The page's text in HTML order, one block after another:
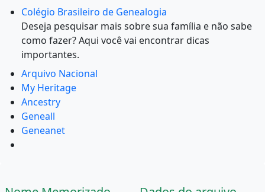
Colégio Brasileiro de Genealogia
Deseja pesquisar mais sobre sua família e não sabe
como fazer? Aqui você vai encontrar dicas
importantes.
Arquivo Nacional
My Heritage
Ancestry
Geneall
Geneanet